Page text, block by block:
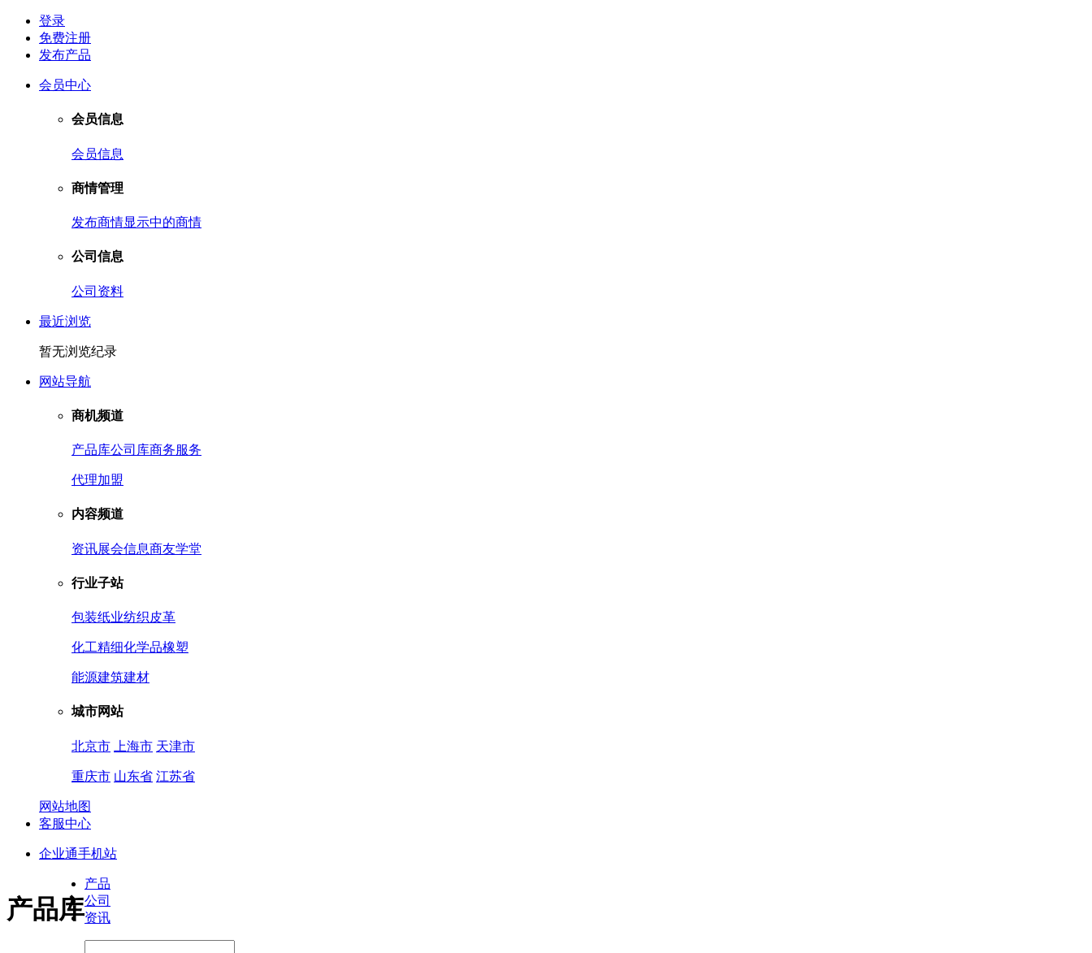
登录
免费注册
发布产品
会员中心
会员信息
会员信息
商情管理
发布商情显示中的商情
公司信息
公司资料
最近浏览
暂无浏览纪录
网站导航
商机频道
产品库公司库商务服务
代理加盟
内容频道
资讯展会信息商友学堂
行业子站
包装纸业纺织皮革
化工精细化学品橡塑
能源建筑建材
城市网站
北京市 上海市 天津市
重庆市 山东省 江苏省
网站地图
客服中心
企业通手机站
产品库
产品
公司
资讯